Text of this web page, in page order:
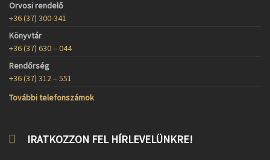
Orvosi rendelő
+36 (37) 300-341
Könyvtár
+36 (37) 630 – 044
Rendőrség
+36 (37) 312 – 551
További telefonszámok
IRATKOZZON FEL HÍRLEVELÜNKRE!